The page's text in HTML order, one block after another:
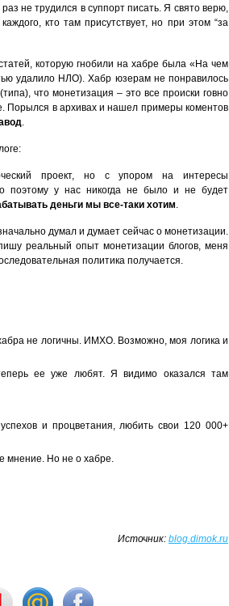
не трудился в суппорт писать. Я свято верю,
кто там присутствует, но при этом “за
которую гнобили на хабре была «На чем
удалило НЛО). Хабр юзерам не понравилось
что монетизация – это все происки говно
Порылся в архивах и нашел примеры коментов
.
проект, но с упором на интересы
поэтому у нас никогда не было и не будет
деньги мы все-таки хотим.
думал и думает сейчас о монетизации.
реальный опыт монетизации блогов, меня
политика получается.
не логичны. ИМХО. Возможно, моя логика и
ее уже любят. Я видимо оказался там
и процветания, любить свои 120 000+
мнение. Но не о хабре.
Источник: blog.dimok.ru